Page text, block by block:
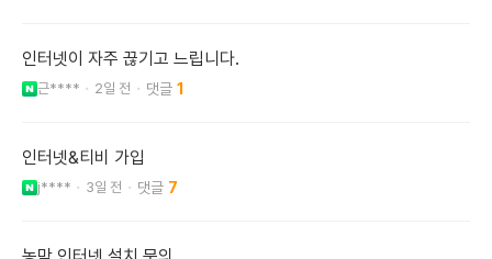
인터넷이 자주 끊기고 느립니다.
근**** 2일 전 1
인터넷&티비 가입
j**** 3일 전 7